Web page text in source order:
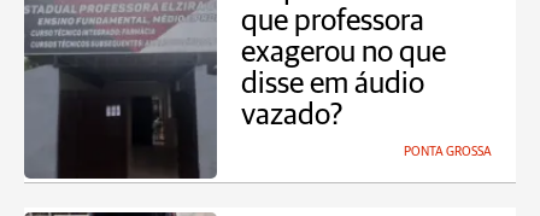
que professora
exagerou no que
disse em áudio
vazado?
PONTA GROSSA